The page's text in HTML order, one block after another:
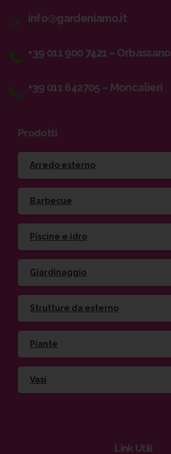
info@gardeniamo.it
+39 011 900 7421 – Orbassano
+39 011 642705 – Moncalieri
Prodotti
Arredo esterno
Barbecue
Piscine e idro
Giardinaggio
Strutture da esterno
Piante
Vasi
Link Utili